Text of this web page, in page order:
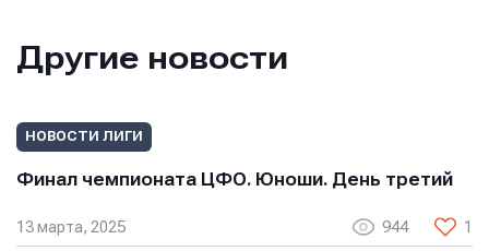
Другие новости
НОВОСТИ ЛИГИ
Финал чемпионата ЦФО. Юноши. День третий
13 марта, 2025 944 1